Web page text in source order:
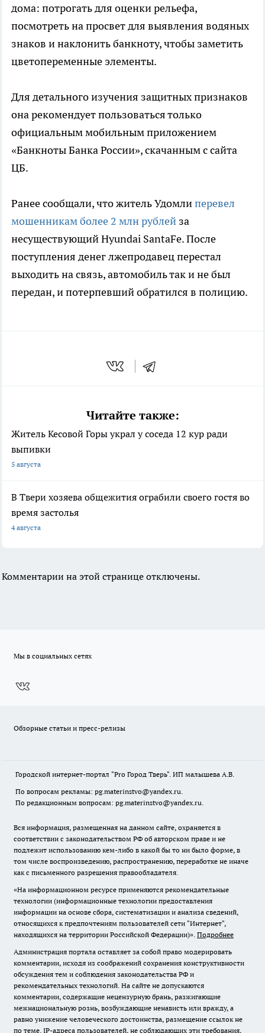
дома: потрогать для оценки рельефа,
посмотреть на просвет для выявления водяных
знаков и наклонить банкноту, чтобы заметить
цветопеременные элементы.
Для детального изучения защитных признаков
она рекомендует пользоваться только
официальным мобильным приложением
«Банкноты Банка России», скачанным с сайта
ЦБ.
Ранее сообщали, что житель Удомлиперевел
мошенникам более 2 млн рублей за
несуществующий Hyundai SantaFe. После
поступления денег лжепродавец перестал
выходить на связь, автомобиль так и не был
передан, и потерпевший обратился в полицию.
Читайте также:
Житель Кесовой Горы украл у соседа 12 кур ради
выпивки
5 августа
В Твери хозяева общежития ограбили своего гостя во
время застолья
4 августа
Комментарии на этой странице отключены.
Мы в социальных сетях
Обзорные статьи и пресс-релизы
Городской интернет-портал "Pro Город Тверь". ИП малышева А.В.
По вопросам рекламы: pg.materinstvo@yandex.ru.
По редакционным вопросам: pg.materinstvo@yandex.ru.
Вся информация, размещенная на данном сайте, охраняется в
соответствии с законодательством РФ об авторском праве и не
подлежит использованию кем-либо в какой бы то ни было форме, в
том числе воспроизведению, распространению, переработке не иначе
как с письменного разрешения правообладателя.
«На информационном ресурсе применяются рекомендательные
технологии (информационные технологии предоставления
информации на основе сбора, систематизации и анализа сведений,
относящихся к предпочтениям пользователей сети "Интернет",
находящихся на территории Российской Федерации)». Подробнее
Администрация портала оставляет за собой право модерировать
комментарии, исходя из соображений сохранения конструктивности
обсуждения тем и соблюдения законодательства РФ и
рекомендательных технологий. На сайте не допускаются
комментарии, содержащие нецензурную брань, разжигающие
межнациональную рознь, возбуждающие ненависть или вражду, а
равно унижение человеческого достоинства, размещение ссылок не
по теме. IP-адреса пользователей, не соблюдающих эти требования,